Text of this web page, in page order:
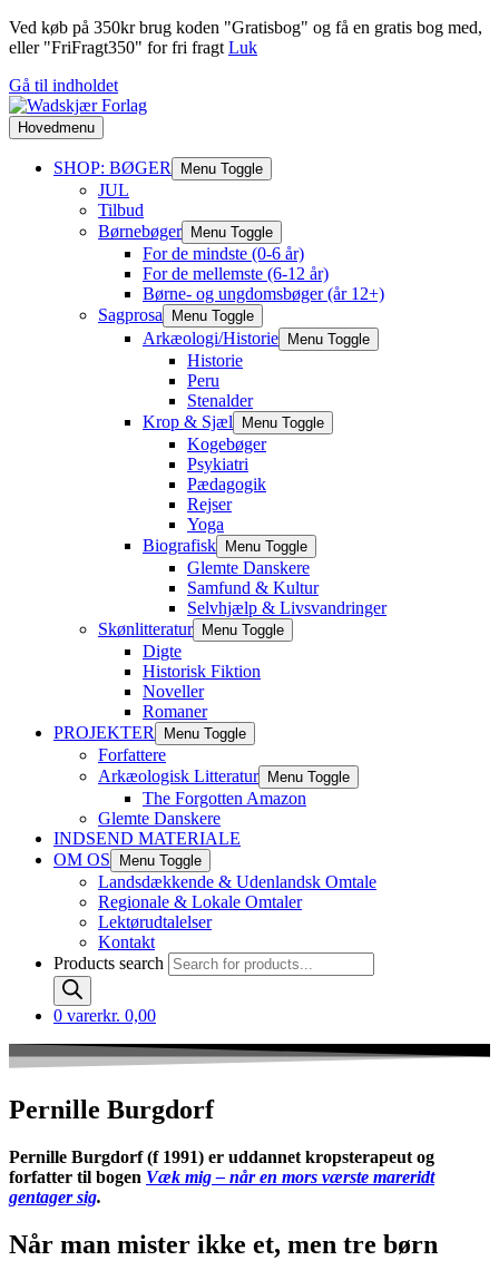
Ved køb på 350kr brug koden "Gratisbog" og få en gratis bog med,
eller "FriFragt350" for fri fragt Luk
Gå til indholdet
Hovedmenu
SHOP: BØGER Menu Toggle
JUL
Tilbud
Børnebøger
Menu Toggle
For de mindste (0-6 år)
For de mellemste (6-12 år)
Børne- og ungdomsbøger (år 12+)
Sagprosa
Menu Toggle
Arkæologi/Historie Menu Toggle
Historie
Peru
Stenalder
Krop & Sjæl
Menu Toggle
Kogebøger
Psykiatri
Pædagogik
Rejser
Yoga
Biografisk
Menu Toggle
Glemte Danskere
Samfund & Kultur
Selvhjælp & Livsvandringer
Skønlitteratur
Menu Toggle
Digte
Historisk Fiktion
Noveller
Romaner
PROJEKTER
Menu Toggle
Forfattere
Arkæologisk Litteratur
Menu Toggle
The Forgotten Amazon
Glemte Danskere
INDSEND MATERIALE
OM OS
Menu Toggle
Landsdækkende & Udenlandsk Omtale
Regionale & Lokale Omtaler
Lektørudtalelser
Kontakt
Products search
0 varerkr. 0,00
Pernille Burgdorf
Pernille Burgdorf (f 1991) er uddannet kropsterapeut og
forfatter til bogen Væk mig – når en mors værste mareridt
gentager sig.
Når man mister ikke et, men tre børn